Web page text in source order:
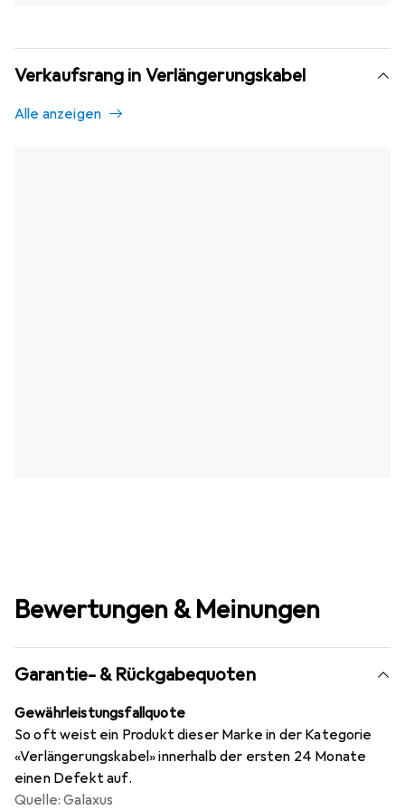
Verkaufsrang in Verlängerungskabel
Alle anzeigen
Bewertungen & Meinungen
Garantie- & Rückgabequoten
Gewährleistungsfallquote
So oft weist ein Produkt dieser Marke in der Kategorie
«Verlängerungskabel» innerhalb der ersten 24 Monate
einen Defekt auf.
Quelle: Galaxus